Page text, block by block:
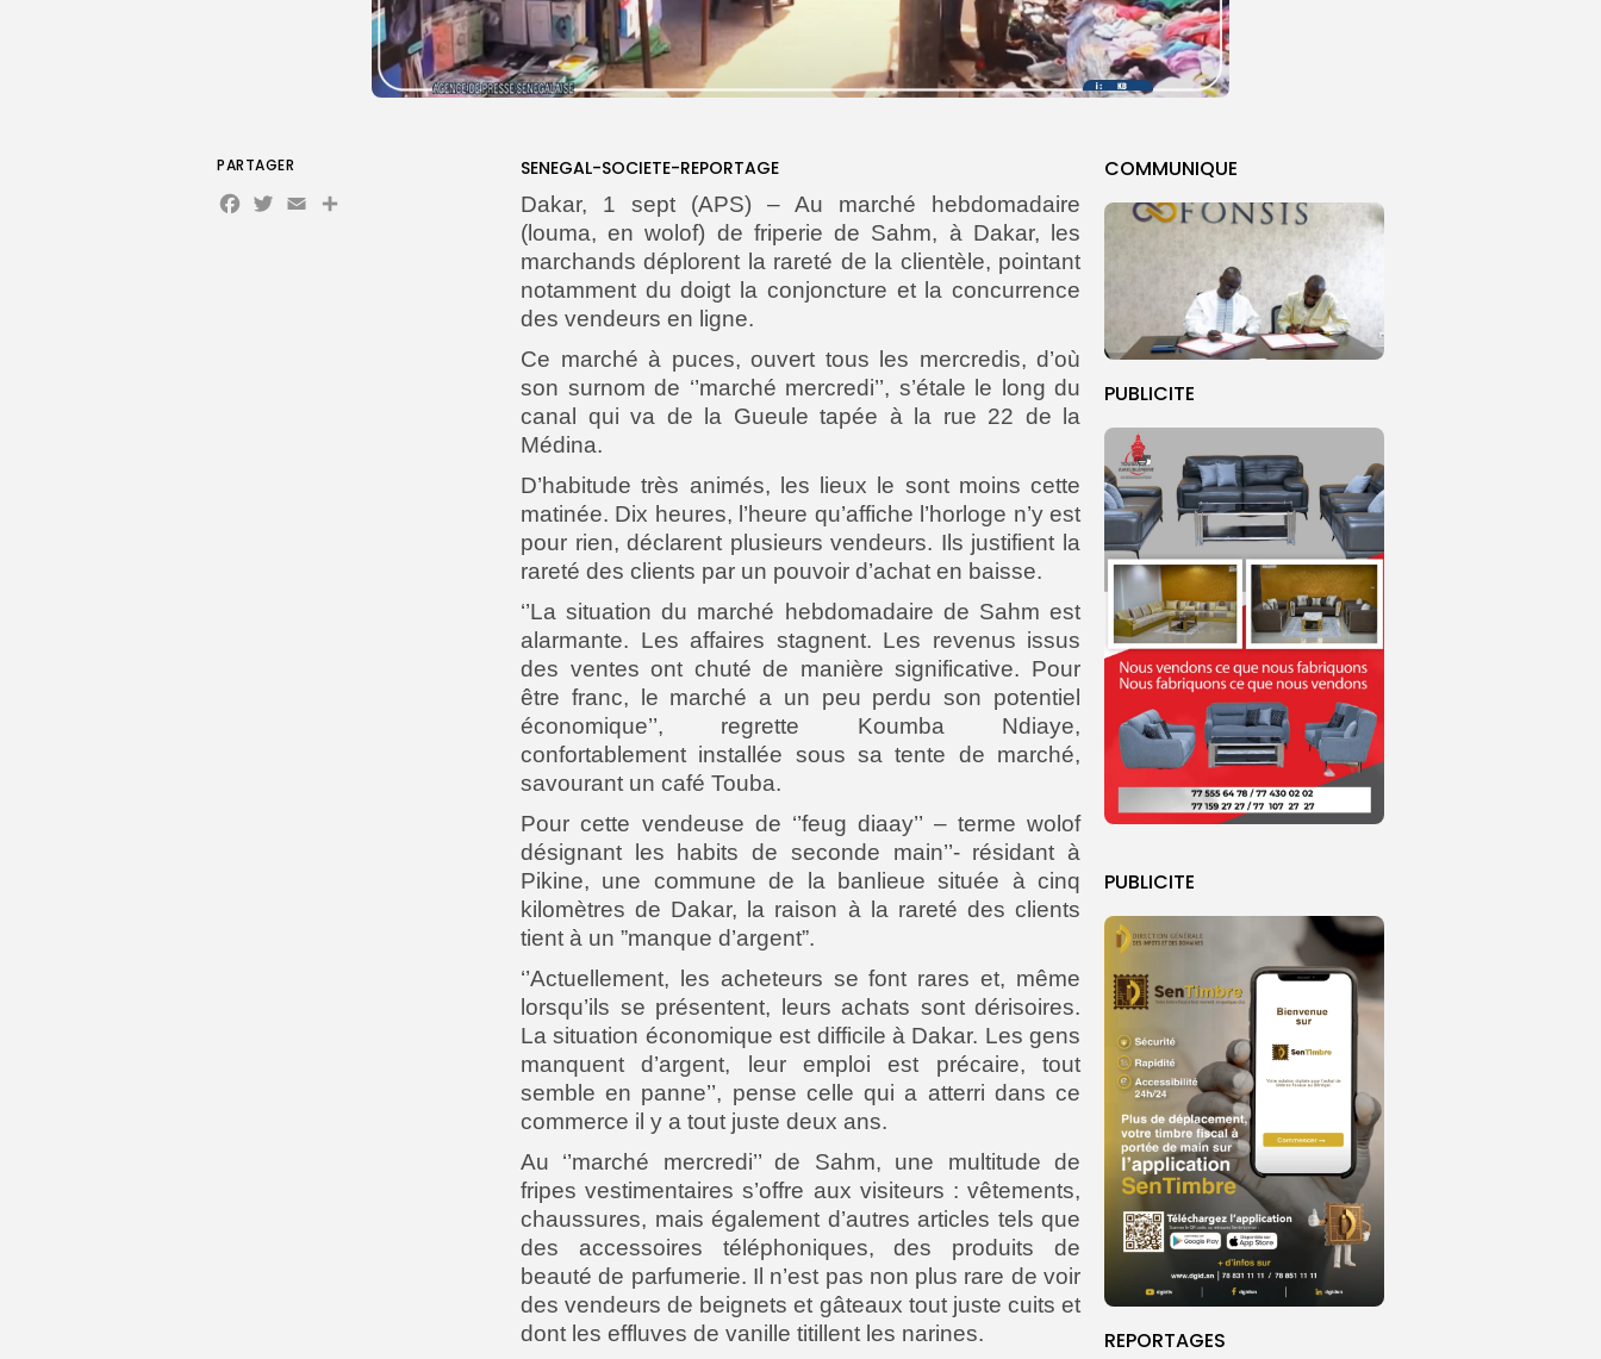
COMMUNIQUE
PUBLICITE
PUBLICITE
REPORTAGES
SENEGAL-SOCIETE-REPORTAGE
Dakar, 1 sept (APS) – Au marché hebdomadaire
(louma, en wolof) de friperie de Sahm, à Dakar, les
marchands déplorent la rareté de la clientèle, pointant
notamment du doigt la conjoncture et la concurrence
des vendeurs en ligne.
Ce marché à puces, ouvert tous les mercredis, d’où
son surnom de ‘’marché mercredi’’, s’étale le long du
canal qui va de la Gueule tapée à la rue 22 de la
Médina.
D’habitude très animés, les lieux le sont moins cette
matinée. Dix heures, l’heure qu’affiche l’horloge n’y est
pour rien, déclarent plusieurs vendeurs. Ils justifient la
rareté des clients par un pouvoir d’achat en baisse.
‘’La situation du marché hebdomadaire de Sahm est
alarmante. Les affaires stagnent. Les revenus issus
des ventes ont chuté de manière significative. Pour
être franc, le marché a un peu perdu son potentiel
économique’’, regrette Koumba Ndiaye,
confortablement installée sous sa tente de marché,
savourant un café Touba.
Pour cette vendeuse de ‘’feug diaay’’ – terme wolof
désignant les habits de seconde main’’- résidant à
Pikine, une commune de la banlieue située à cinq
kilomètres de Dakar, la raison à la rareté des clients
tient à un ”manque d’argent”.
‘’Actuellement, les acheteurs se font rares et, même
lorsqu’ils se présentent, leurs achats sont dérisoires.
La situation économique est difficile à Dakar. Les gens
manquent d’argent, leur emploi est précaire, tout
semble en panne’’, pense celle qui a atterri dans ce
commerce il y a tout juste deux ans.
Au ‘’marché mercredi’’ de Sahm, une multitude de
fripes vestimentaires s’offre aux visiteurs : vêtements,
chaussures, mais également d’autres articles tels que
des accessoires téléphoniques, des produits de
beauté de parfumerie. Il n’est pas non plus rare de voir
des vendeurs de beignets et gâteaux tout juste cuits et
dont les effluves de vanille titillent les narines.
PARTAGER
Facebook
Twitter
EmailPartager